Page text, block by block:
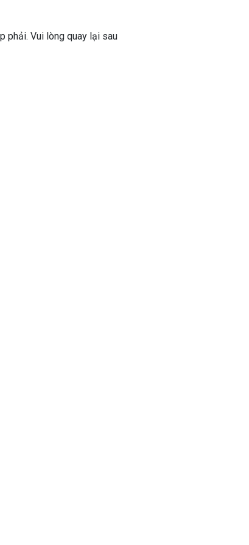
phải. Vui lòng quay lại sau